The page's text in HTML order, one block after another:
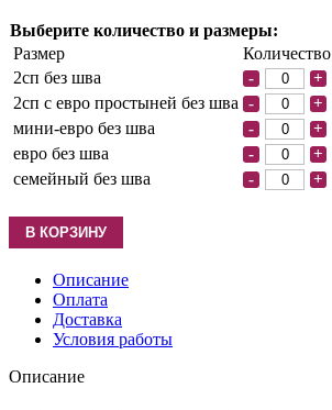
Выберите количество и размеры:
Размер
Количество
2сп без шва
- +
2сп с евро простыней без шва
- +
мини-евро без шва
- +
евро без шва
- +
семейный без шва
- +
Описание
Оплата
Доставка
Условия работы
Описание